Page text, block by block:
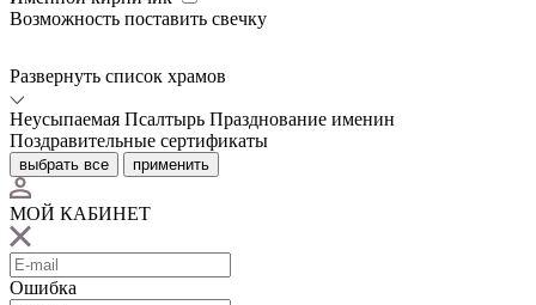
Возможность поставить свечку
Развернуть список храмов
Неусыпаемая Псалтырь Празднование именин
Поздравительные сертификаты
выбрать все применить
МОЙ КАБИНЕТ
Ошибка